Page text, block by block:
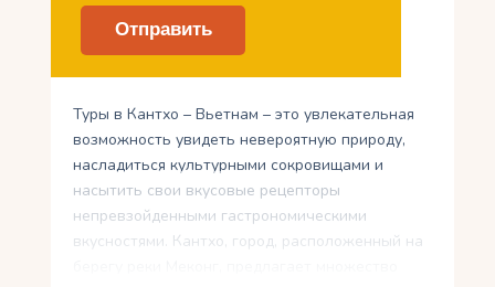
Туры в Кантхо – Вьетнам – это увлекательная
возможность увидеть невероятную природу,
насладиться культурными сокровищами и
насытить свои вкусовые рецепторы
непревзойденными гастрономическими
вкусностями. Кантхо, город, расположенный на